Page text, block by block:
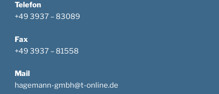
Telefon
+49 3937 – 83089
Fax
+49 3937 – 81558
Mail
hagemann-gmbh@t-online.de